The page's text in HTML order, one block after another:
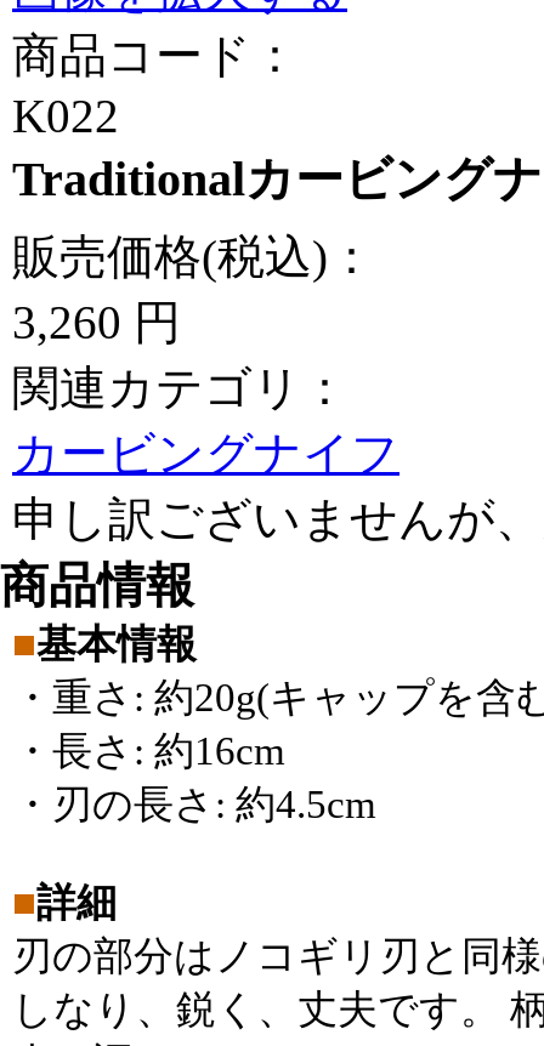
商品コード：
K022
Traditionalカービング
販売価格(税込)：
3,260 円
関連カテゴリ：
カービングナイフ
申し訳ございませんが
商品情報
■基本情報
・重さ: 約20g(キャップを含
・長さ: 約16cm
・刃の長さ: 約4.5cm
■詳細
刃の部分はノコギリ刃と同
しなり、鋭く、丈夫です。